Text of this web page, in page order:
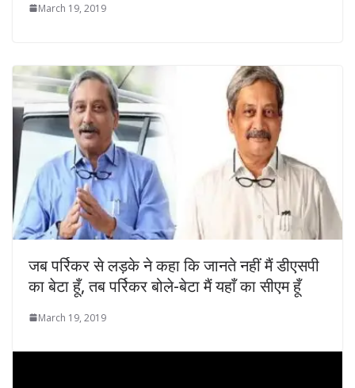
March 19, 2019
जब पर्रिकर से लड़के ने कहा कि जानते नहीं मैं डीएसपी
का बेटा हूँ, तब पर्रिकर बोले-बेटा मैं यहाँ का सीएम हूँ
March 19, 2019